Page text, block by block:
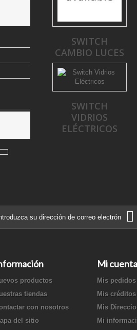
SWITCH
CAMBIO LUCES
SWITCH
VIDRIOS
ELÉCTRICOS
productos
tiendas
con nosotros
del sitio
Mi cuenta
Mis pedidos
Mis créditos
Mis
Mi